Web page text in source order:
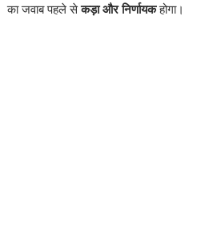
का जवाब पहले सेकड़ा और निर्णायकहोगा।